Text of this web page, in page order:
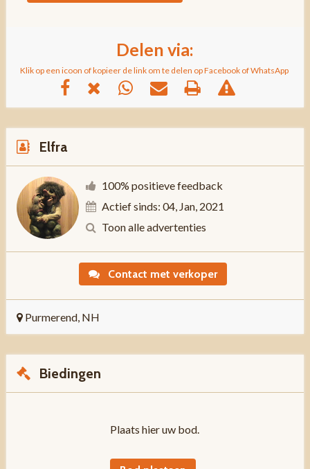
Delen via:
Klik op een icoon of kopieer de link om te delen op Facebook of WhatsApp
Elfra
100% positieve feedback
Actief sinds: 04, Jan, 2021
Toon alle advertenties
Contact met verkoper
Purmerend, NH
Biedingen
Plaats hier uw bod.